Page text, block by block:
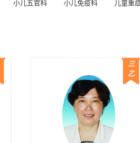
小儿五官科 小儿免疫科 儿童重
三
乙